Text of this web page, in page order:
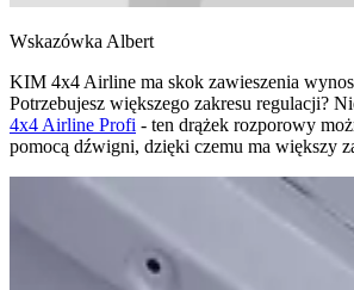
Wskazówka Albert
KIM 4x4 Airline ma skok zawieszenia
Potrzebujesz większego zakresu regulacji?
4x4 Airline Profi - ten drążek rozporowy
pomocą dźwigni, dzięki czemu ma większy